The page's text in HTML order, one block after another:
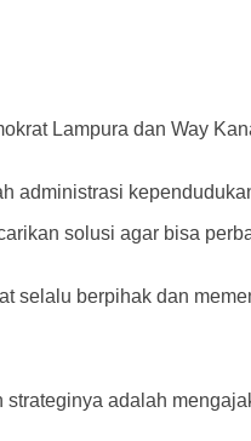
Lampura dan Way
administrasi
solusi agar bisa
selalu berpihak dan
adalah